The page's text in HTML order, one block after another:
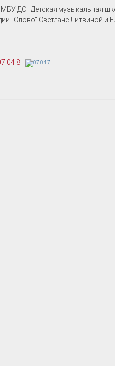
ДО "Детская музыкальная
"Слово" Светлане Литвиной и